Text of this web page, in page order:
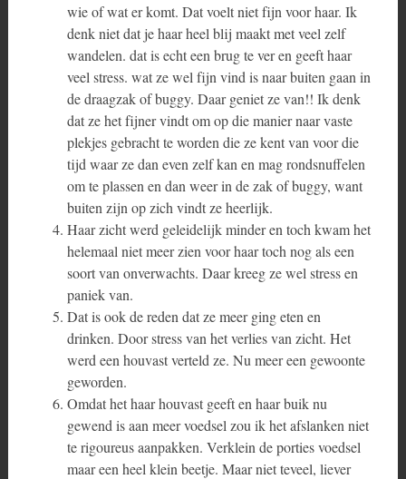
wie of wat er komt. Dat voelt niet fijn voor haar. Ik
denk niet dat je haar heel blij maakt met veel zelf
wandelen. dat is echt een brug te ver en geeft haar
veel stress. wat ze wel fijn vind is naar buiten gaan in
de draagzak of buggy. Daar geniet ze van!! Ik denk
dat ze het fijner vindt om op die manier naar vaste
plekjes gebracht te worden die ze kent van voor die
tijd waar ze dan even zelf kan en mag rondsnuffelen
om te plassen en dan weer in de zak of buggy, want
buiten zijn op zich vindt ze heerlijk.
Haar zicht werd geleidelijk minder en toch kwam het
helemaal niet meer zien voor haar toch nog als een
soort van onverwachts. Daar kreeg ze wel stress en
paniek van.
Dat is ook de reden dat ze meer ging eten en
drinken. Door stress van het verlies van zicht. Het
werd een houvast verteld ze. Nu meer een gewoonte
geworden.
Omdat het haar houvast geeft en haar buik nu
gewend is aan meer voedsel zou ik het afslanken niet
te rigoureus aanpakken. Verklein de porties voedsel
maar een heel klein beetje. Maar niet teveel, liever